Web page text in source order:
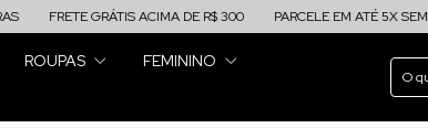
FRETE GRÁTIS ACIMA DE R$ 300 PARCELE EM ATÉ 5X SEM JUROS
ROUPAS
FEMININO